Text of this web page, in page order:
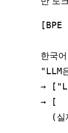
[BPE
한국
"LLM
→
→ [
(실